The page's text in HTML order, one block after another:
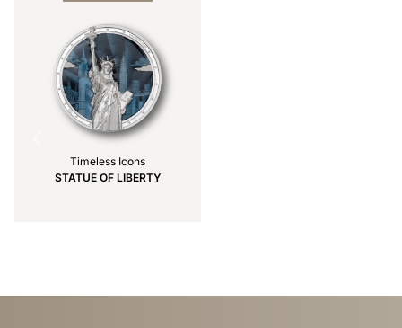
Timeless Icons
STATUE OF LIBERTY